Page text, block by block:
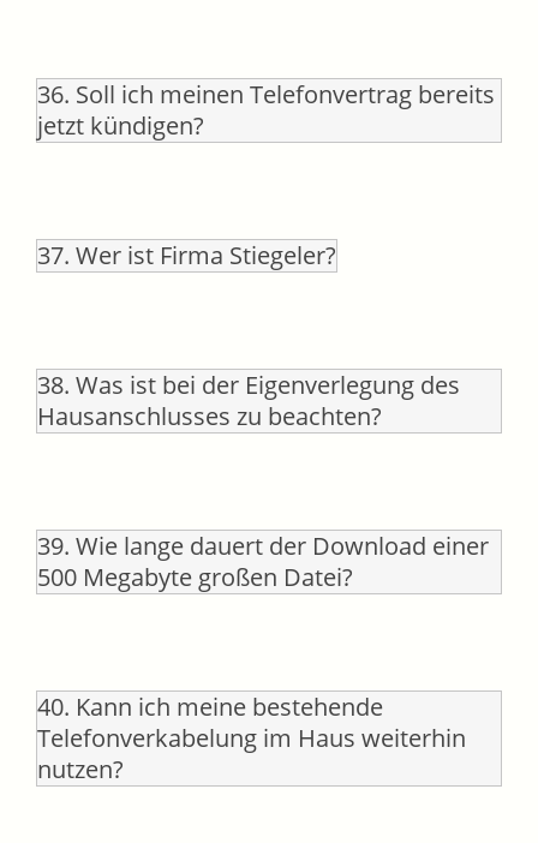
36. Soll ich meinen Telefonvertrag bereits
jetzt kündigen?
37. Wer ist Firma Stiegeler?
38. Was ist bei der Eigenverlegung des
Hausanschlusses zu beachten?
39. Wie lange dauert der Download einer
500 Megabyte großen Datei?
40. Kann ich meine bestehende
Telefonverkabelung im Haus weiterhin
nutzen?